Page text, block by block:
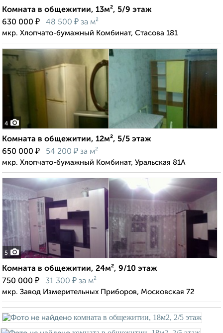
Комната в общежитии, 13м², 5/9 этаж
630 000 ₽ 48 500 ₽ за м²
мкр. Хлопчато-бумажный Комбинат, Стасова 181
4
Комната в общежитии, 12м², 5/5 этаж
650 000 ₽ 54 200 ₽ за м²
мкр. Хлопчато-бумажный Комбинат, Уральская 81А
5
Комната в общежитии, 24м², 9/10 этаж
750 000 ₽ 31 300 ₽ за м²
мкр. Завод Измерительных Приборов, Московская 72